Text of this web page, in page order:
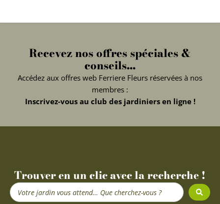
Recevez nos offres spéciales &
conseils...
Accédez aux offres web Ferriere Fleurs réservées à nos
membres :
Inscrivez-vous au club des jardiniers en ligne !
Trouver en un clic avec la recherche !
Search
...